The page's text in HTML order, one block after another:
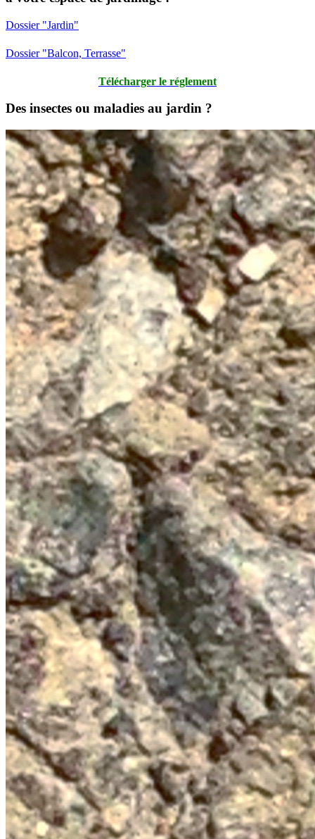
Dossier "Jardin"
Dossier "Balcon, Terrasse"
Télécharger le réglement
Des insectes ou maladies au jardin ?